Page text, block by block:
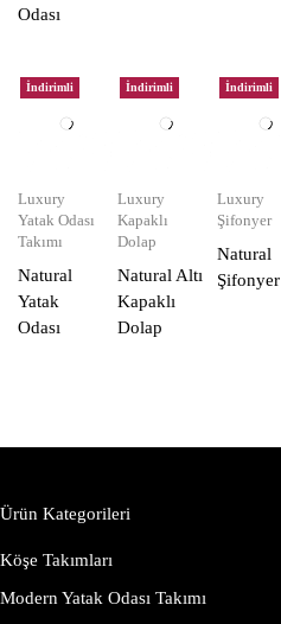
Odası
İndirimli
Luxury
Yatak Odası
Takımı
Natural
Yatak
Odası
İndirimli
Luxury
Kapaklı
Dolap
Natural Altı
Kapaklı
Dolap
İndirimli
Luxury
Şifonyer
Natural
Şifonyer
Ürün Kategorileri
Köşe Takımları
Modern Yatak Odası Takımı